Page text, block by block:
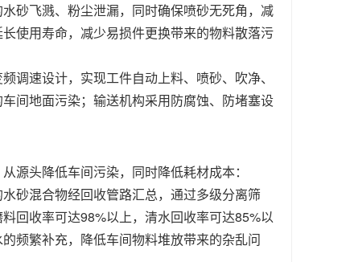
砂飞溅、粉尘泄漏，同时确保喷砂无死角，减
使用寿命，减少易损件更换带来的物料散落污
调速设计，实现工件自动上料、喷砂、吹净、
间地面污染；输送机构采用防腐蚀、防堵塞设
源头降低车间污染，同时降低耗材成本：
砂混合物经回收管路汇总，通过多级分离筛
回收率可达98%以上，清水回收率可达85%以
频繁补充，降低车间物料堆放带来的杂乱问